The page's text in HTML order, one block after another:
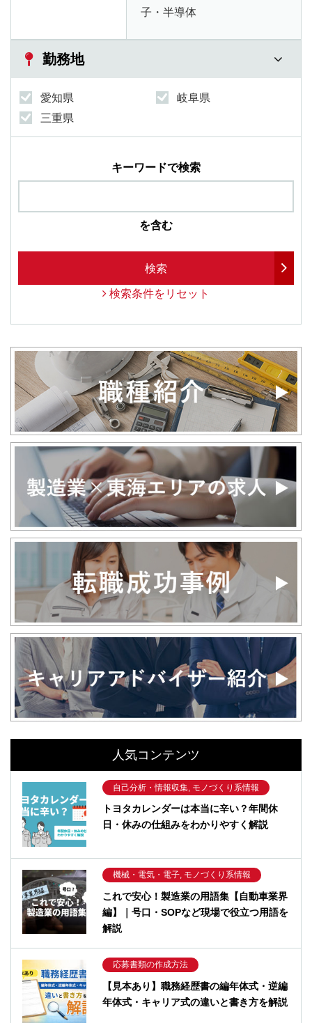
子・半導体
勤務地
愛知県
岐阜県
三重県
キーワードで検索
を含む
検索
検索条件をリセット
人気コンテンツ
自己分析・情報収集, モノづくり系情報
トヨタカレンダーは本当に辛い？年間休
日・休みの仕組みをわかりやすく解説
機械・電気・電子, モノづくり系情報
これで安心！製造業の用語集【自動車業界
編】｜号口・SOPなど現場で役立つ用語を
解説
応募書類の作成方法
【見本あり】職務経歴書の編年体式・逆編
年体式・キャリア式の違いと書き方を解説